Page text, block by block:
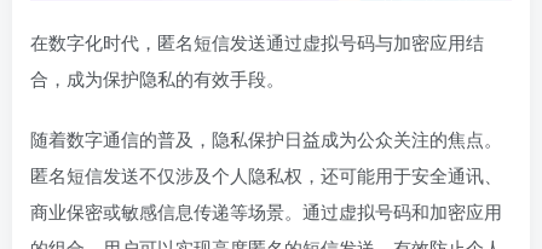
在数字化时代，匿名短信发送通过虚拟号码与加密应用结
合，成为保护隐私的有效手段。
随着数字通信的普及，隐私保护日益成为公众关注的焦点。
匿名短信发送不仅涉及个人隐私权，还可能用于安全通讯、
商业保密或敏感信息传递等场景。通过虚拟号码和加密应用